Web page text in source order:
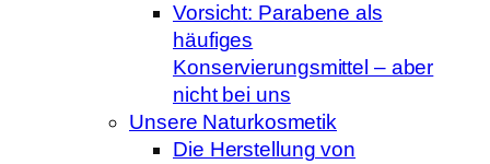
Vorsicht: Parabene als
häufiges
Konservierungsmittel – aber
nicht bei uns
Unsere Naturkosmetik
Die Herstellung von